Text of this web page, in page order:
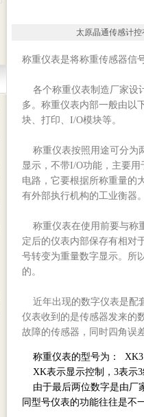
太原晶通传感计控
称重仪表是将称重传感器信
各个称重仪表制造厂家设
多。称重仪表内部一般由以
块、打印、I/O模块等。
称重仪表按照用途可分为
显示，不带I/O功能，主要
电路，它要根据所称重量的
有外部执行机构的工业衡器
称重仪表在使用前要与称
定后的仪表内部保存有相对
号转变为重量数字显示。所
的。
近年出现的数字仪表是配
仪表收到的是传感器发来的
故障的传感器，同时四角误
称重仪表的型号为：
XK表示显示控制，3表示3
由于最后两位数字是由厂
同型号仪表的功能往往是不